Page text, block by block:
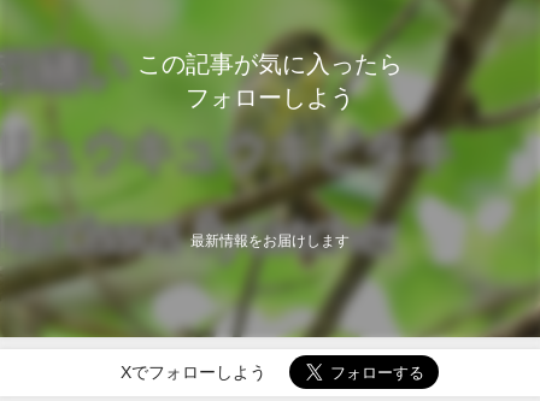
この記事が気に入ったら
フォローしよう
最新情報をお届けします
Xでフォローしよう